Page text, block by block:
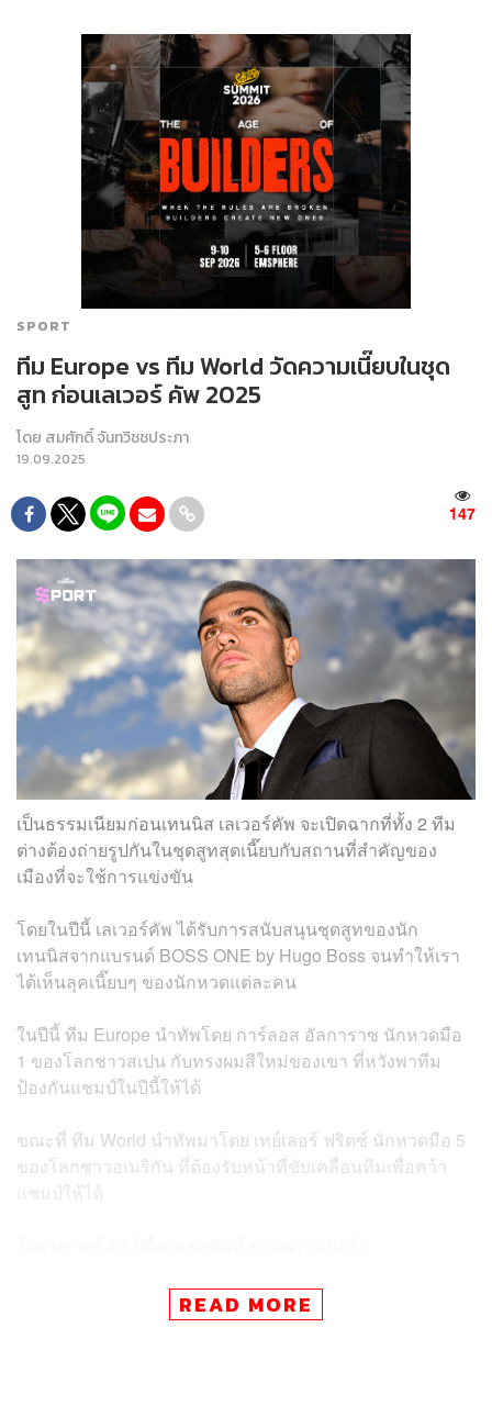
SPORT
ทีม Europe vs ทีม World วัดความเนี๊ยบในชุด
สูท ก่อนเลเวอร์ คัพ 2025
โดย สมศักดิ์ จันทวิชชประภา
19.09.2025
147
เป็นธรรมเนียมก่อนเทนนิส เลเวอร์คัพ จะเปิดฉากที่ทั้ง 2 ทีม
ต่างต้องถ่ายรูปกันในชุดสูทสุดเนี๊ยบกับสถานที่สำคัญของ
เมืองที่จะใช้การแข่งขัน
โดยในปีนี้ เลเวอร์คัพ ได้รับการสนับสนุนชุดสูทของนัก
เทนนิสจากแบรนด์ BOSS ONE by Hugo Boss จนทำให้เรา
ได้เห็นลุคเนี๊ยบๆ ของนักหวดแต่ละคน
ในปีนี้ ทีม Europe นำทัพโดย การ์ลอส อัลการาซ นักหวดมือ
1 ของโลกชาวสเปน กับทรงผมสีใหม่ของเขา ที่หวังพาทีม
ป้องกันแชมป์ในปีนี้ให้ได้
ขณะที่ ทีม World นำทัพมาโดย เทย์เลอร์ ฟริตซ์ นักหวดมือ 5
ของโลกชาวอเมริกัน ที่ต้องรับหน้าที่ขับเคลื่อนทีมเพื่อคว้า
แชมป์ให้ได้
เจ้าภาพ และการแข่งขันจะเปิดฉากตั้งแต่ค่ำวันนี้ เป็นต้นไป
READ MORE